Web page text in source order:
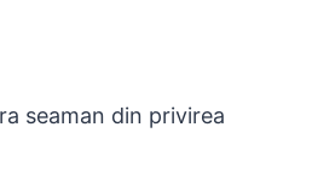
seaman din privirea